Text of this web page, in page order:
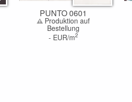
PUNTO 0601
Produktion auf
Bestellung
- EUR/m2